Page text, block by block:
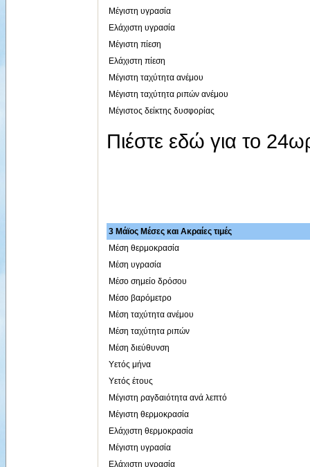
Μέγιστη υγρασία
Ελάχιστη υγρασία
Μέγιστη πίεση
Ελάχιστη πίεση
Μέγιστη ταχύτητα ανέμου
Μέγιστη ταχύτητα ριπών ανέμου
Μέγιστος δείκτης δυσφορίας
Πιέστε εδώ για το
3 Μάϊος Μέσες και Ακραίες τιμές
Μέση θερμοκρασία
Μέση υγρασία
Μέσο σημείο δρόσου
Μέσο βαρόμετρο
Μέση ταχύτητα ανέμου
Μέση ταχύτητα ριπών
Μέση διεύθυνση
Υετός μήνα
Υετός έτους
Μέγιστη ραγδαιότητα ανά λεπτό
Μέγιστη θερμοκρασία
Ελάχιστη θερμοκρασία
Μέγιστη υγρασία
Ελάχιστη υγρασία